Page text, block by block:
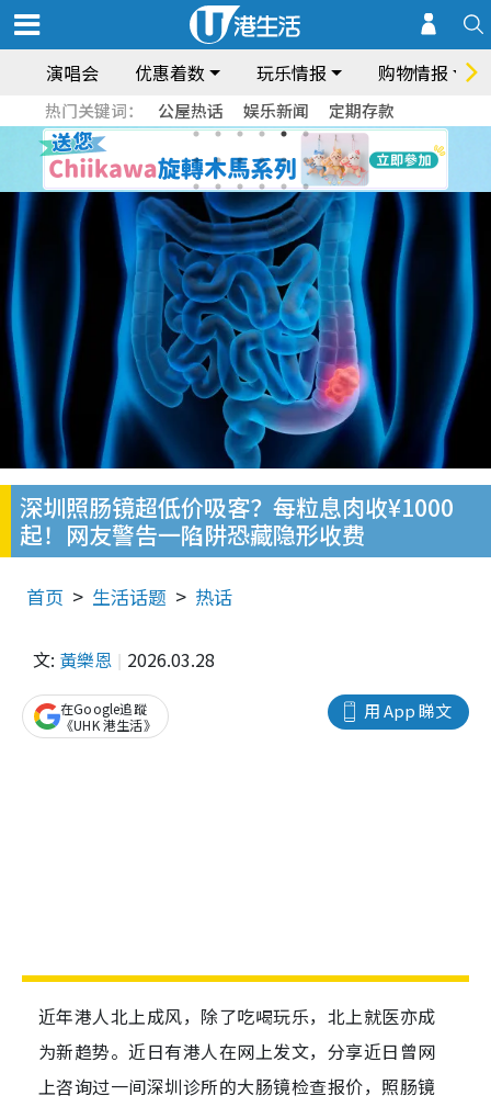
演唱会 优惠着数 玩乐情报 购物情报
热门关键词： 公屋热话 娱乐新闻 定期存款
深圳照肠镜超低价吸客？每粒息肉收¥1000
起！网友警告一陷阱恐藏隐形收费
首页 生活话题 热话
文: 黃樂恩 2026.03.28
用 App 睇文
在Google追蹤
《UHK 港生活》
近年港人北上成风，除了吃喝玩乐，北上就医亦成
为新趋势。近日有港人在网上发文，分享近日曾网
上咨询过一间深圳诊所的大肠镜检查报价，照肠镜